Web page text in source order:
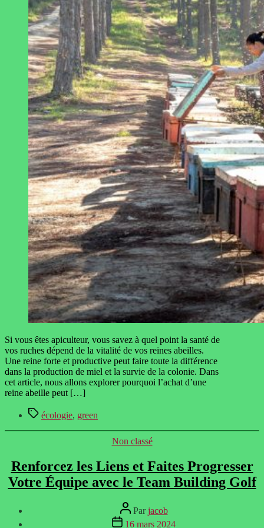
Si vous êtes apiculteur, vous savez à quel point la santé de
vos ruches dépend de la vitalité de vos reines abeilles.
Une reine forte et productive peut faire toute la différence
dans la production de miel et la survie de la colonie. Dans
cet article, nous allons explorer pourquoi l’achat d’une
reine abeille peut […]
Étiquettes
écologie, green
Catégories
Non classé
Renforcez les Liens et Faites Progresser
Votre Équipe avec le Team Building Golf
Auteur
de
Parjacob
Date16 mars 2024